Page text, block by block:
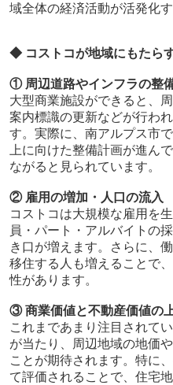
域全体の経済活動が活発化
◆ コストコが地域にもたら
① 周辺道路やインフラの整
大型商業施設ができると、
案内標識の更新などが行わ
す。実際に、南アルプス市
上に向けた整備計画が進ん
ながると見られています。
② 雇用の増加・人口の流入
コストコは大規模な雇用を
員・パート・アルバイトの
き口が増えます。さらに、
移住する人も増えることで
性があります。
③ 商業価値と不動産価値の
これまであまり注目されて
が当たり、周辺地域の地価
ことが期待されます。特に
て評価されることで、住宅